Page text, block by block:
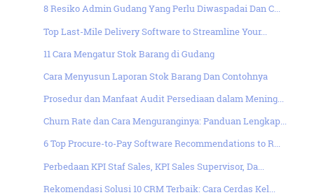
8 Resiko Admin Gudang Yang Perlu Diwaspadai Dan C...
Top Last-Mile Delivery Software to Streamline Your...
11 Cara Mengatur Stok Barang di Gudang
Cara Menyusun Laporan Stok Barang Dan Contohnya
Prosedur dan Manfaat Audit Persediaan dalam Mening...
Churn Rate dan Cara Menguranginya: Panduan Lengkap...
6 Top Procure-to-Pay Software Recommendations to R...
Perbedaan KPI Staf Sales, KPI Sales Supervisor, Da...
Rekomendasi Solusi 10 CRM Terbaik: Cara Cerdas Kel...